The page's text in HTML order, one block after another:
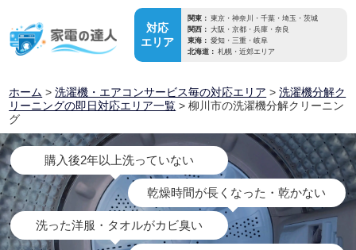
対応
エリア
関東： 東京・神奈川・千葉・埼玉・茨城
関西： 大阪・京都・兵庫・奈良
東海： 愛知・三重・岐阜
北海道： 札幌・近郊エリア
ホーム >洗濯機・エアコンサービス毎の対応エリア >洗濯機分解ク
リーニングの即日対応エリア一覧 > 柳川市の洗濯機分解クリーニン
グ
購入後2年以上洗っていない
乾燥時間が長くなった・乾かない
洗った洋服・タオルがカビ臭い